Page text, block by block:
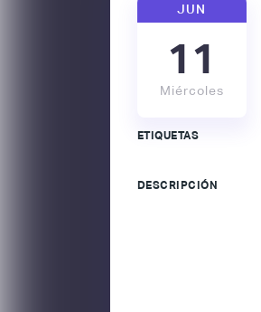
JUN
11
Miércoles
ETIQUETAS
DESCRIPCIÓN